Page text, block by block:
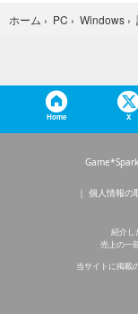
ホーム › PC › Windows ›
Home X
個人情報の
紹介し
売上の一
当サイトに掲載